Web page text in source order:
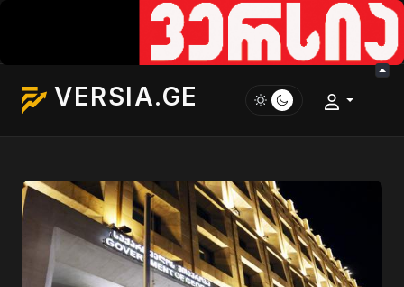
VERSIA.GE